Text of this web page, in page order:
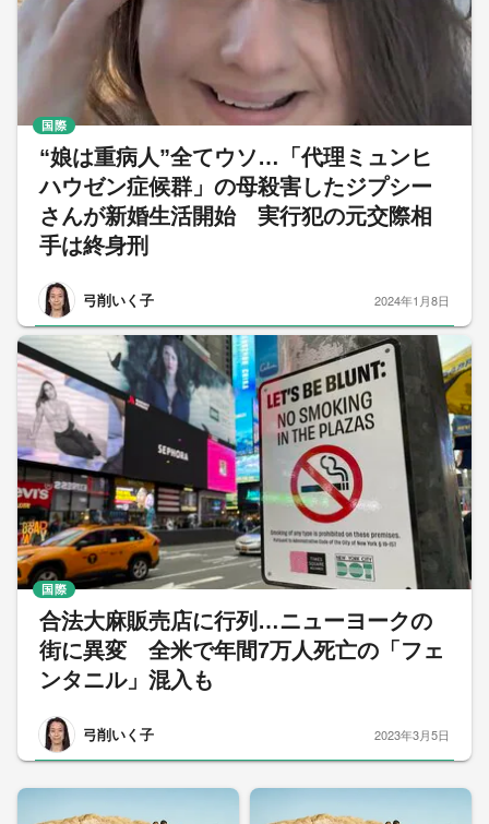
“娘は重病人”全てウソ…「代理ミュンヒ
ハウゼン症候群」の母殺害したジプシー
さんが新婚生活開始 実行犯の元交際相
手は終身刑
弓削いく子
国際
2024年1月8日
合法大麻販売店に行列…ニューヨークの
街に異変 全米で年間7万人死亡の「フェ
ンタニル」混入も
弓削いく子
国際
2023年3月5日